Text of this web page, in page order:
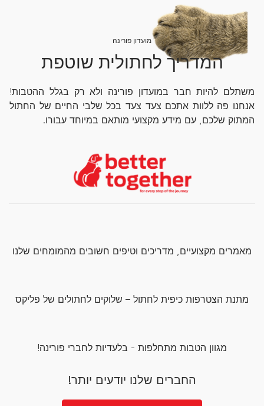
מועדון פורינה
המדריך לחתולית שוטפת
משתלם להיות חבר במועדון פורינה ולא רק בגלל ההטבות!
אנחנו פה ללוות אתכם צעד צעד בכל שלבי החיים של החתול
המתוק שלכם, עם מידע מקצועי מותאם במיוחד עבורו.
מאמרים מקצועיים, מדריכים וטיפים חשובים מהמומחים שלנו
מתנת הצטרפות כיפית לחתול – שלוקים לחתולים של פליקס
מגוון הטבות מתחלפות - בלעדיות לחברי פורינה!
החברים שלנו יודעים יותר!